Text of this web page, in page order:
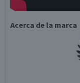
Acerca de la marca